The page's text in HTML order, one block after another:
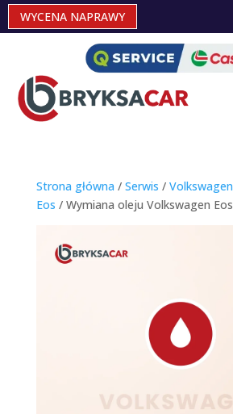
WYCENA NAPRAWY
Strona główna / Serwis / Volkswagen
Eos / Wymiana oleju Volkswagen Eos